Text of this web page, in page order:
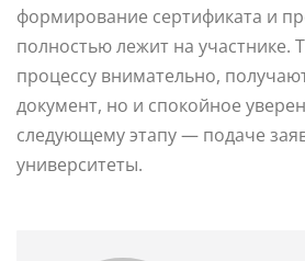
формирование сертификата и
полностью лежит на участнике.
процессу внимательно,
документ, но и спокойное
следующему этапу — подаче
университеты.